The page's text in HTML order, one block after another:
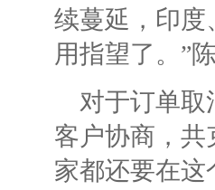
续蔓延，印度
用指望了。”
对于订单
客户协商，共
家都还要在